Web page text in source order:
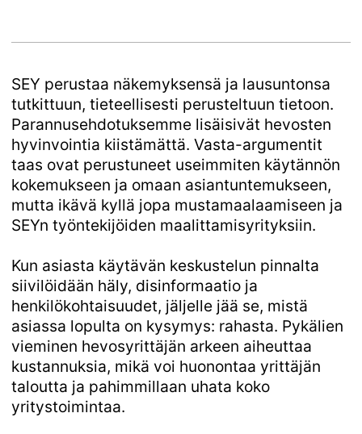
SEY perustaa näkemyksensä ja lausuntonsa
tutkittuun, tieteellisesti perusteltuun tietoon.
Parannusehdotuksemme lisäisivät hevosten
hyvinvointia kiistämättä. Vasta-argumentit
taas ovat perustuneet useimmiten käytännön
kokemukseen ja omaan asiantuntemukseen,
mutta ikävä kyllä jopa mustamaalaamiseen ja
SEYn työntekijöiden maalittamisyrityksiin.
Kun asiasta käytävän keskustelun pinnalta
siivilöidään häly, disinformaatio ja
henkilökohtaisuudet, jäljelle jää se, mistä
asiassa lopulta on kysymys: rahasta. Pykälien
vieminen hevosyrittäjän arkeen aiheuttaa
kustannuksia, mikä voi huonontaa yrittäjän
taloutta ja pahimmillaan uhata koko
yritystoimintaa.